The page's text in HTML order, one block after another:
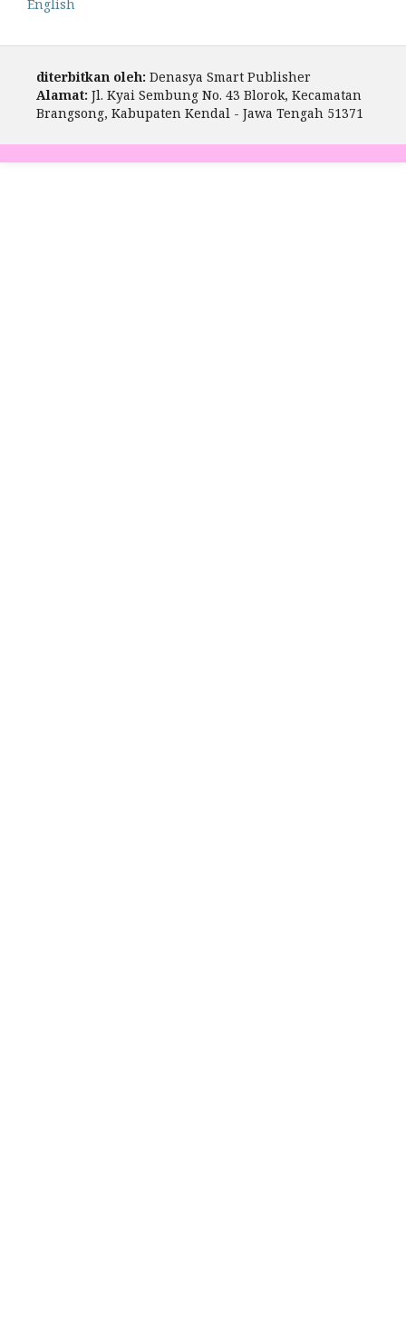
English
diterbitkan oleh: Denasya Smart Publisher
Alamat: Jl. Kyai Sembung No. 43 Blorok, Kecamatan
Brangsong, Kabupaten Kendal - Jawa Tengah 51371